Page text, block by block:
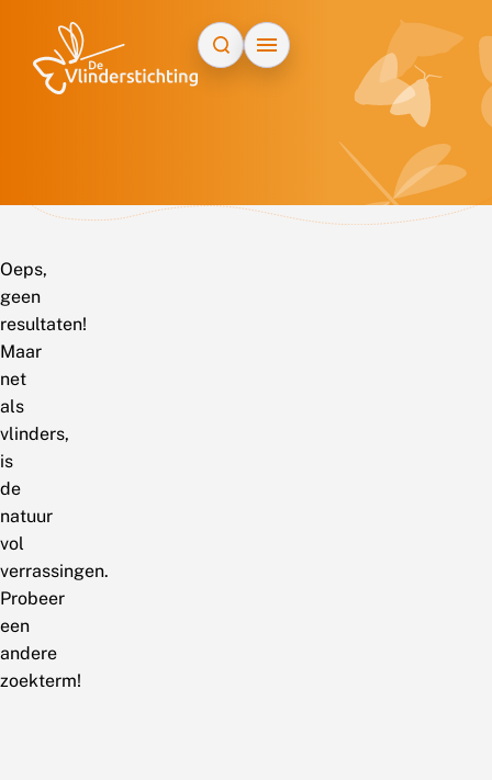
Oeps,
geen
resultaten!
Maar
net
als
vlinders,
is
de
natuur
vol
verrassingen.
Probeer
een
andere
zoekterm!